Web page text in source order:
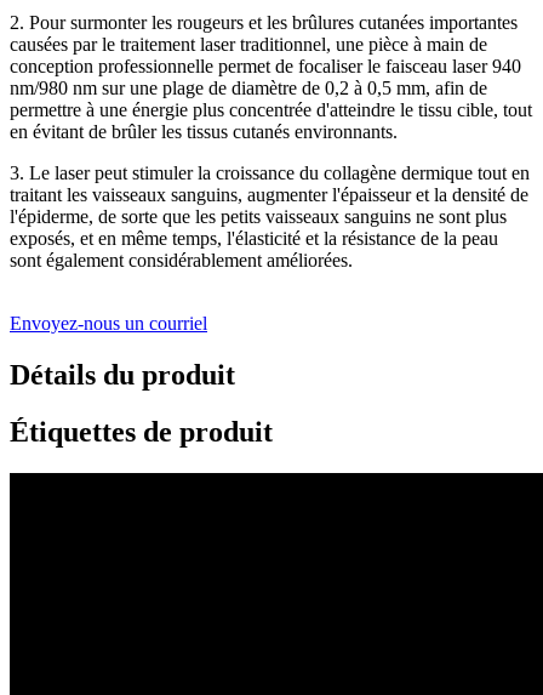
2. Pour surmonter les rougeurs et les brûlures cutanées importantes
causées par le traitement laser traditionnel, une pièce à main de
conception professionnelle permet de focaliser le faisceau laser 940
nm/980 nm sur une plage de diamètre de 0,2 à 0,5 mm, afin de
permettre à une énergie plus concentrée d'atteindre le tissu cible, tout
en évitant de brûler les tissus cutanés environnants.
3. Le laser peut stimuler la croissance du collagène dermique tout en
traitant les vaisseaux sanguins, augmenter l'épaisseur et la densité de
l'épiderme, de sorte que les petits vaisseaux sanguins ne sont plus
exposés, et en même temps, l'élasticité et la résistance de la peau
sont également considérablement améliorées.
Envoyez-nous un courriel
Détails du produit
Étiquettes de produit